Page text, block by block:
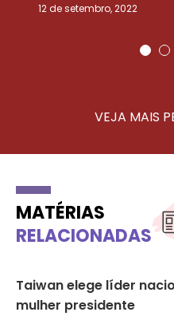
12 de setembro, 2022
VEJA MAIS
MATÉRIAS
RELACIONADAS
Taiwan elege líder
mulher presidente